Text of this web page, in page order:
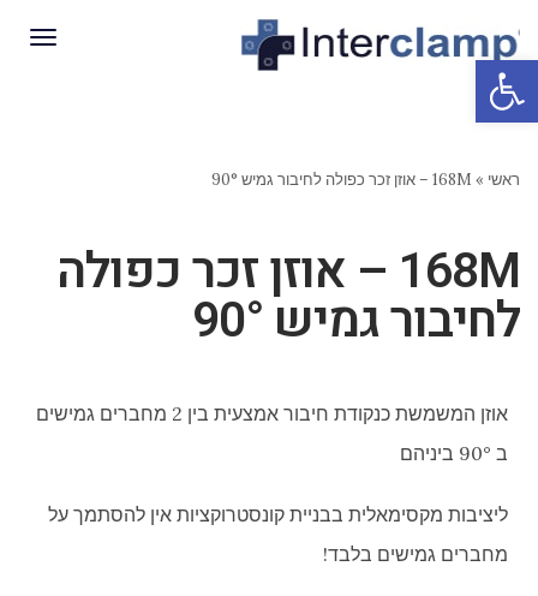
ראשי » 168M – אוזן זכר כפולה לחיבור גמיש 90°
168M – אוזן זכר כפולה
לחיבור גמיש 90°
אוזן המשמשת כנקודת חיבור אמצעית בין 2 מחברים גמישים
ב 90° ביניהם
ליציבות מקסימאלית בבניית קונסטרוקציות אין להסתמך על
מחברים גמישים בלבד!
פתח סרגל נגישות